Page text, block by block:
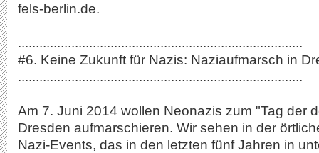
fels-berlin.de.
................................................................................
#6. Keine Zukunft für Nazis: Naziaufmarsch in
................................................................................
Am 7. Juni 2014 wollen Neonazis zum "Tag der
Dresden aufmarschieren. Wir sehen in der
Nazi-Events, das in den letzten fünf Jahren in